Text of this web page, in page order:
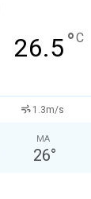
26.5°C
1.3m/s
MA
26°